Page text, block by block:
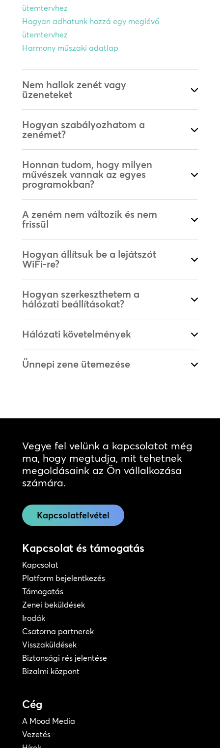
ütemtervhez
Hogyan adhatunk hozzá egy meglévő
ütemtervhez
Harmony műszaki adatlap
Nem hallok zenét vagy
üzeneteket
Hogyan szabályozhatom a
zenémet?
Honnan tudom, hogy milyen
művészek vannak az egyes
programokban?
A zeném nem változik és nem
frissül
Hogyan állítsuk be a lejátszót
WiFi-re?
Hogyan szerkeszthetem a
hálózati beállításokat?
Hálózati követelmények
Ünnepi zene ütemezése
Vegye fel velünk a kapcsolatot még
ma, hogy megtudja, mit tehetnek
megoldásaink az Ön vállalkozása
számára.
Kapcsolatfelvétel
Kapcsolat és támogatás
Kapcsolat
Platform bejelentkezés
Támogatás
Zenei beküldések
Irodák
Csatorna partnerek
Visszaküldések
Biztonsági rés jelentése
Bizalmi központ
Cég
A Mood Media
Vezetés